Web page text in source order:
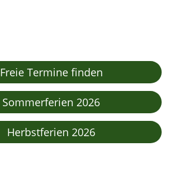
Freie Termine finden
Sommerferien 2026
Herbstferien 2026